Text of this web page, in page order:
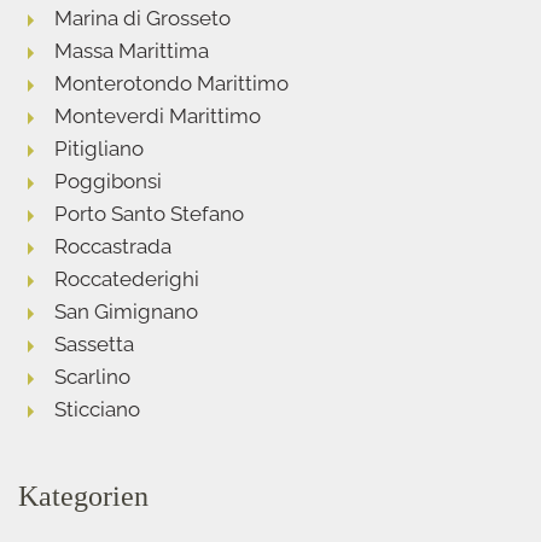
Marina di Grosseto
Massa Marittima
Monterotondo Marittimo
Monteverdi Marittimo
Pitigliano
Poggibonsi
Porto Santo Stefano
Roccastrada
Roccatederighi
San Gimignano
Sassetta
Scarlino
Sticciano
Kategorien